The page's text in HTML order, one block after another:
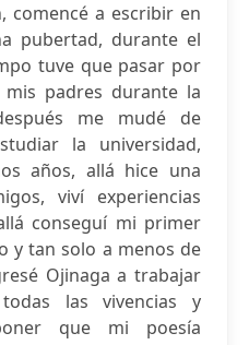
comencé a escribir en
pubertad, durante el
tuve que pasar por
padres durante la
me mudé de
la universidad,
años, allá hice una
viví experiencias
conseguí mi primer
y tan solo a menos de
Ojinaga a trabajar
las vivencias y
que mi poesía